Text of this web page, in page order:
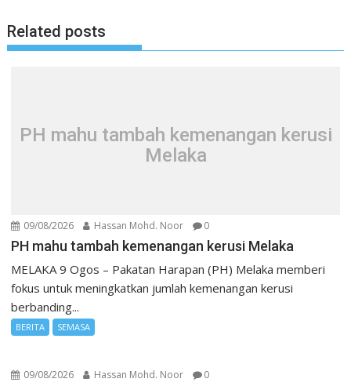
Related posts
PH mahu tambah kemenangan kerusi
Melaka
09/08/2026 Hassan Mohd. Noor 0
PH mahu tambah kemenangan kerusi Melaka
MELAKA 9 Ogos – Pakatan Harapan (PH) Melaka memberi
fokus untuk meningkatkan jumlah kemenangan kerusi
berbanding...
BERITA SEMASA
09/08/2026 Hassan Mohd. Noor 0